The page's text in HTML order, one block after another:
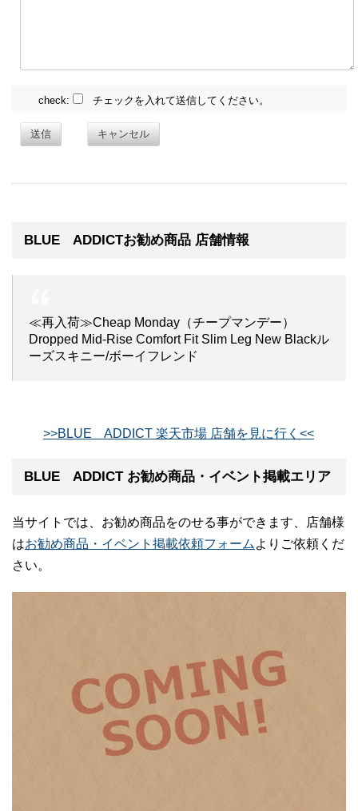
check: チェックを入れて送信してください。
送信 キャンセル
BLUE ADDICTお勧め商品 店舗情報
≪再入荷≫Cheap Monday（チープマンデー）
Dropped Mid-Rise Comfort Fit Slim Leg New Blackル
ーズスキニー/ボーイフレンド
>>BLUE ADDICT 楽天市場 店舗を見に行く<<
BLUE ADDICT お勧め商品・イベント掲載エリア
当サイトでは、お勧め商品をのせる事ができます、店舗様
はお勧め商品・イベント掲載依頼フォーム よりご依頼くだ
さい。